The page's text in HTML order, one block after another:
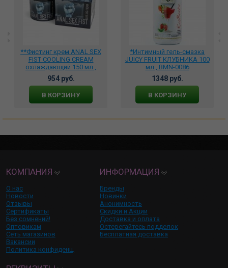
**Фистинг крем ANAL SEX
FIST COOLING CREAM
охлаждающий 150 мл.,
MGB033
954 руб.
В КОРЗИНУ
*Интимный гель-смазка
JUICY FRUIT КЛУБНИКА 100
мл., BMN-0086
1348 руб.
В КОРЗИНУ
КОМПАНИЯ
О нас
Новости
Отзывы
Сертификаты
Без сомнений!
Оптовикам
Сеть магазинов
Вакансии
Политика конфиденц.
ИНФОРМАЦИЯ
Бренды
Новинки
Анонимность
Скидки и Акции
Доставка и оплата
Остерегайтесь подделок
Бесплатная доставка